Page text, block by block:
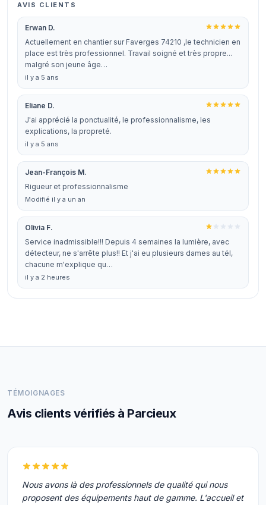
AVIS CLIENTS
Erwan D.
Actuellement en chantier sur Faverges 74210 ,le technicien en
place est très professionnel. Travail soigné et très propre...
malgré son jeune âge…
il y a 5 ans
Eliane D.
J'ai apprécié la ponctualité, le professionnalisme, les
explications, la propreté.
il y a 5 ans
Jean-François M.
Rigueur et professionnalisme
Modifié il y a un an
Olivia F.
Service inadmissible!!! Depuis 4 semaines la lumière, avec
détecteur, ne s'arrête plus!! Et j'ai eu plusieurs dames au tél,
chacune m'explique qu…
il y a 2 heures
TÉMOIGNAGES
Avis clients vérifiés à Parcieux
Nous avons là des professionnels de qualité qui nous
proposent des équipements haut de gamme. L'accueil et